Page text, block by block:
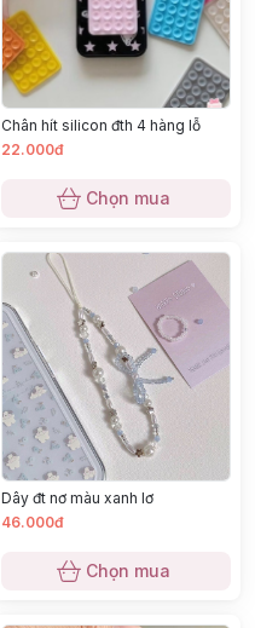
Chân hít silicon đth 4 hàng lỗ
22.000đ
Chọn mua
Dây đt nơ màu xanh lơ
46.000đ
Chọn mua